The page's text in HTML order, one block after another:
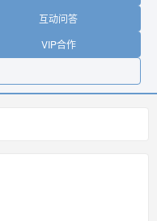
互动问答
VIP合作